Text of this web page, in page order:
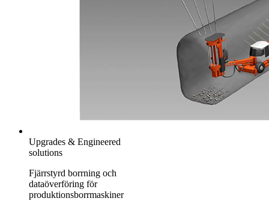
Upgrades & Engineered
solutions
Fjärrstyrd borrning och
dataöverföring för
produktionsborrmaskiner